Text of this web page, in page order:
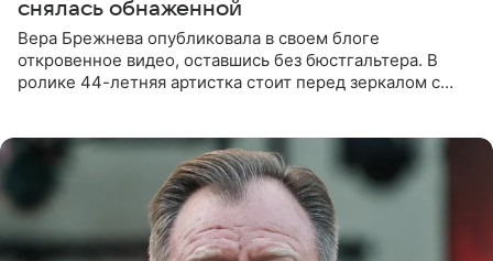
снялась обнаженной
Вера Брежнева опубликовала в своем блоге
откровенное видео, оставшись без бюстгальтера. В
ролике 44-летняя артистка стоит перед зеркалом с